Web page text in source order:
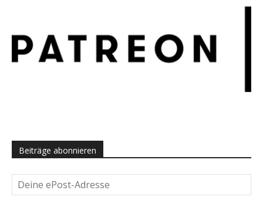
Beiträge abonnieren
Deine
ePost-